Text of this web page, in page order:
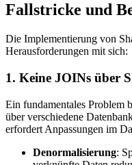
Fallstricke und
Die Implementierung von
Herausforderungen mit sich:
1. Keine JOINs über
Ein fundamentales Problem
über verschiedene
erfordert Anpassungen im
Denormalisierung: